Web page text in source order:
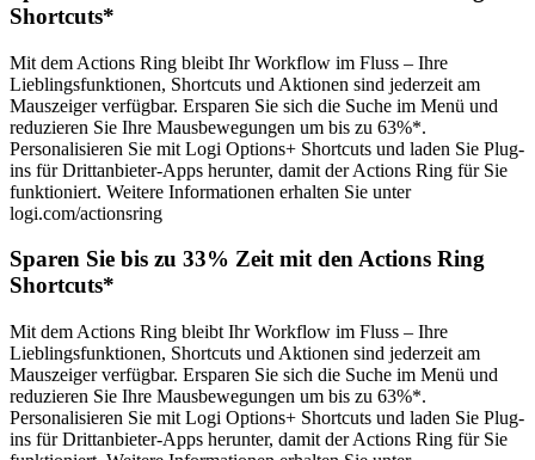
Shortcuts*
Mit dem Actions Ring bleibt Ihr Workflow im Fluss – Ihre
Lieblingsfunktionen, Shortcuts und Aktionen sind jederzeit am
Mauszeiger verfügbar. Ersparen Sie sich die Suche im Menü und
reduzieren Sie Ihre Mausbewegungen um bis zu 63%*.
Personalisieren Sie mit Logi Options+ Shortcuts und laden Sie Plug-
ins für Drittanbieter-Apps herunter, damit der Actions Ring für Sie
funktioniert. Weitere Informationen erhalten Sie unter
logi.com/actionsring
Sparen Sie bis zu 33% Zeit mit den Actions Ring
Shortcuts*
Mit dem Actions Ring bleibt Ihr Workflow im Fluss – Ihre
Lieblingsfunktionen, Shortcuts und Aktionen sind jederzeit am
Mauszeiger verfügbar. Ersparen Sie sich die Suche im Menü und
reduzieren Sie Ihre Mausbewegungen um bis zu 63%*.
Personalisieren Sie mit Logi Options+ Shortcuts und laden Sie Plug-
ins für Drittanbieter-Apps herunter, damit der Actions Ring für Sie